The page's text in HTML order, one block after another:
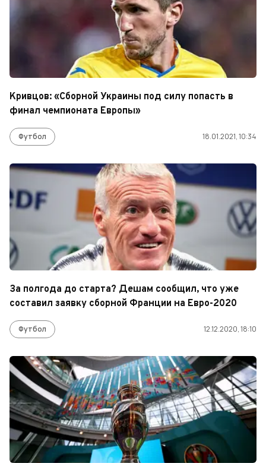
Кривцов: «Сборной Украины под силу попасть в
финал чемпионата Европы»
Футбол 18.01.2021, 10:34
За полгода до старта? Дешам сообщил, что уже
составил заявку сборной Франции на Евро-2020
Футбол 12.12.2020, 18:10